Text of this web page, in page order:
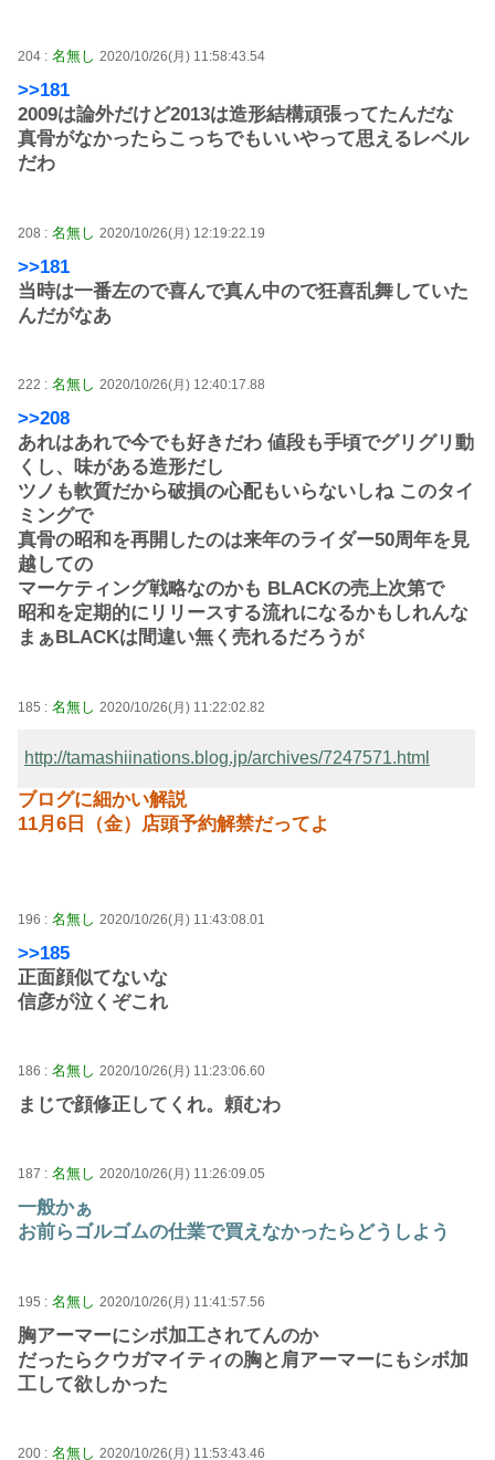
204 : 名無し 2020/10/26(月) 11:58:43.54
>>181
2009は論外だけど2013は造形結構頑張ってたんだな
真骨がなかったらこっちでもいいやって思えるレベル
だわ
208 : 名無し 2020/10/26(月) 12:19:22.19
>>181
当時は一番左ので喜んで真ん中ので狂喜乱舞していた
んだがなあ
222 : 名無し 2020/10/26(月) 12:40:17.88
>>208
あれはあれで今でも好きだわ 値段も手頃でグリグリ動
くし、味がある造形だし
ツノも軟質だから破損の心配もいらないしね このタイ
ミングで
真骨の昭和を再開したのは来年のライダー50周年を見
越しての
マーケティング戦略なのかも BLACKの売上次第で
昭和を定期的にリリースする流れになるかもしれんな
まぁBLACKは間違い無く売れるだろうが
185 : 名無し 2020/10/26(月) 11:22:02.82
http://tamashiinations.blog.jp/archives/7247571.html
ブログに細かい解説
11月6日（金）店頭予約解禁だってよ
196 : 名無し 2020/10/26(月) 11:43:08.01
>>185
正面顔似てないな
信彦が泣くぞこれ
186 : 名無し 2020/10/26(月) 11:23:06.60
まじで顔修正してくれ。頼むわ
187 : 名無し 2020/10/26(月) 11:26:09.05
一般かぁ
お前らゴルゴムの仕業で買えなかったらどうしよう
195 : 名無し 2020/10/26(月) 11:41:57.56
胸アーマーにシボ加工されてんのか
だったらクウガマイティの胸と肩アーマーにもシボ加
工して欲しかった
200 : 名無し 2020/10/26(月) 11:53:43.46